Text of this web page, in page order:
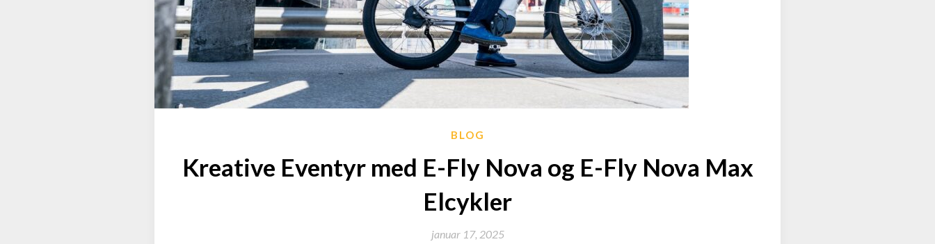
BLOG
Kreative Eventyr med E-Fly Nova og E-Fly Nova Max
Elcykler
januar 17, 2025